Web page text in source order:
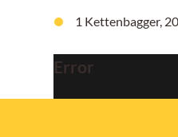
1 Kettenbagger,
Error